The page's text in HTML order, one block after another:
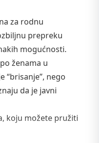
za rodnu
prepreku
mogućnosti.
ženama u
“brisanje”, nego
da je javni
koju možete pružiti